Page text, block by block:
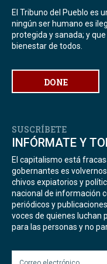
El Tribuno del Pueblo es
ningún ser humano es
protegida y sanada; y
bienestar de todos.
DONE
SUSCRÍBETE
INFÓRMATE Y
El capitalismo está
gobernantes es
chivos expiatorios y
nacional de información
periódicos y
voces de quienes luchan
para las personas y no